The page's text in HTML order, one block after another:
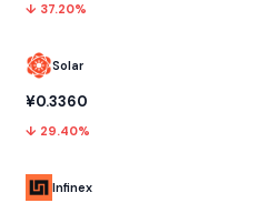
↓ 37.20%
Solar
¥0.3360
↓ 29.40%
Infinex